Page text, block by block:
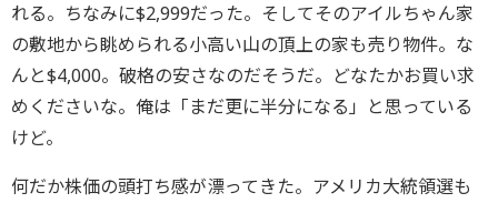
れる。ちなみに$2,999だった。そしてそのアイルちゃん家
の敷地から眺められる小高い山の頂上の家も売り物件。な
んと$4,000。破格の安さなのだそうだ。どなたかお買い求
めくださいな。俺は「まだ更に半分になる」と思っている
けど。
何だか株価の頭打ち感が漂ってきた。アメリカ大統領選も